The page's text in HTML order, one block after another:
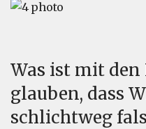
Was ist mit den
glauben, dass
schlichtweg